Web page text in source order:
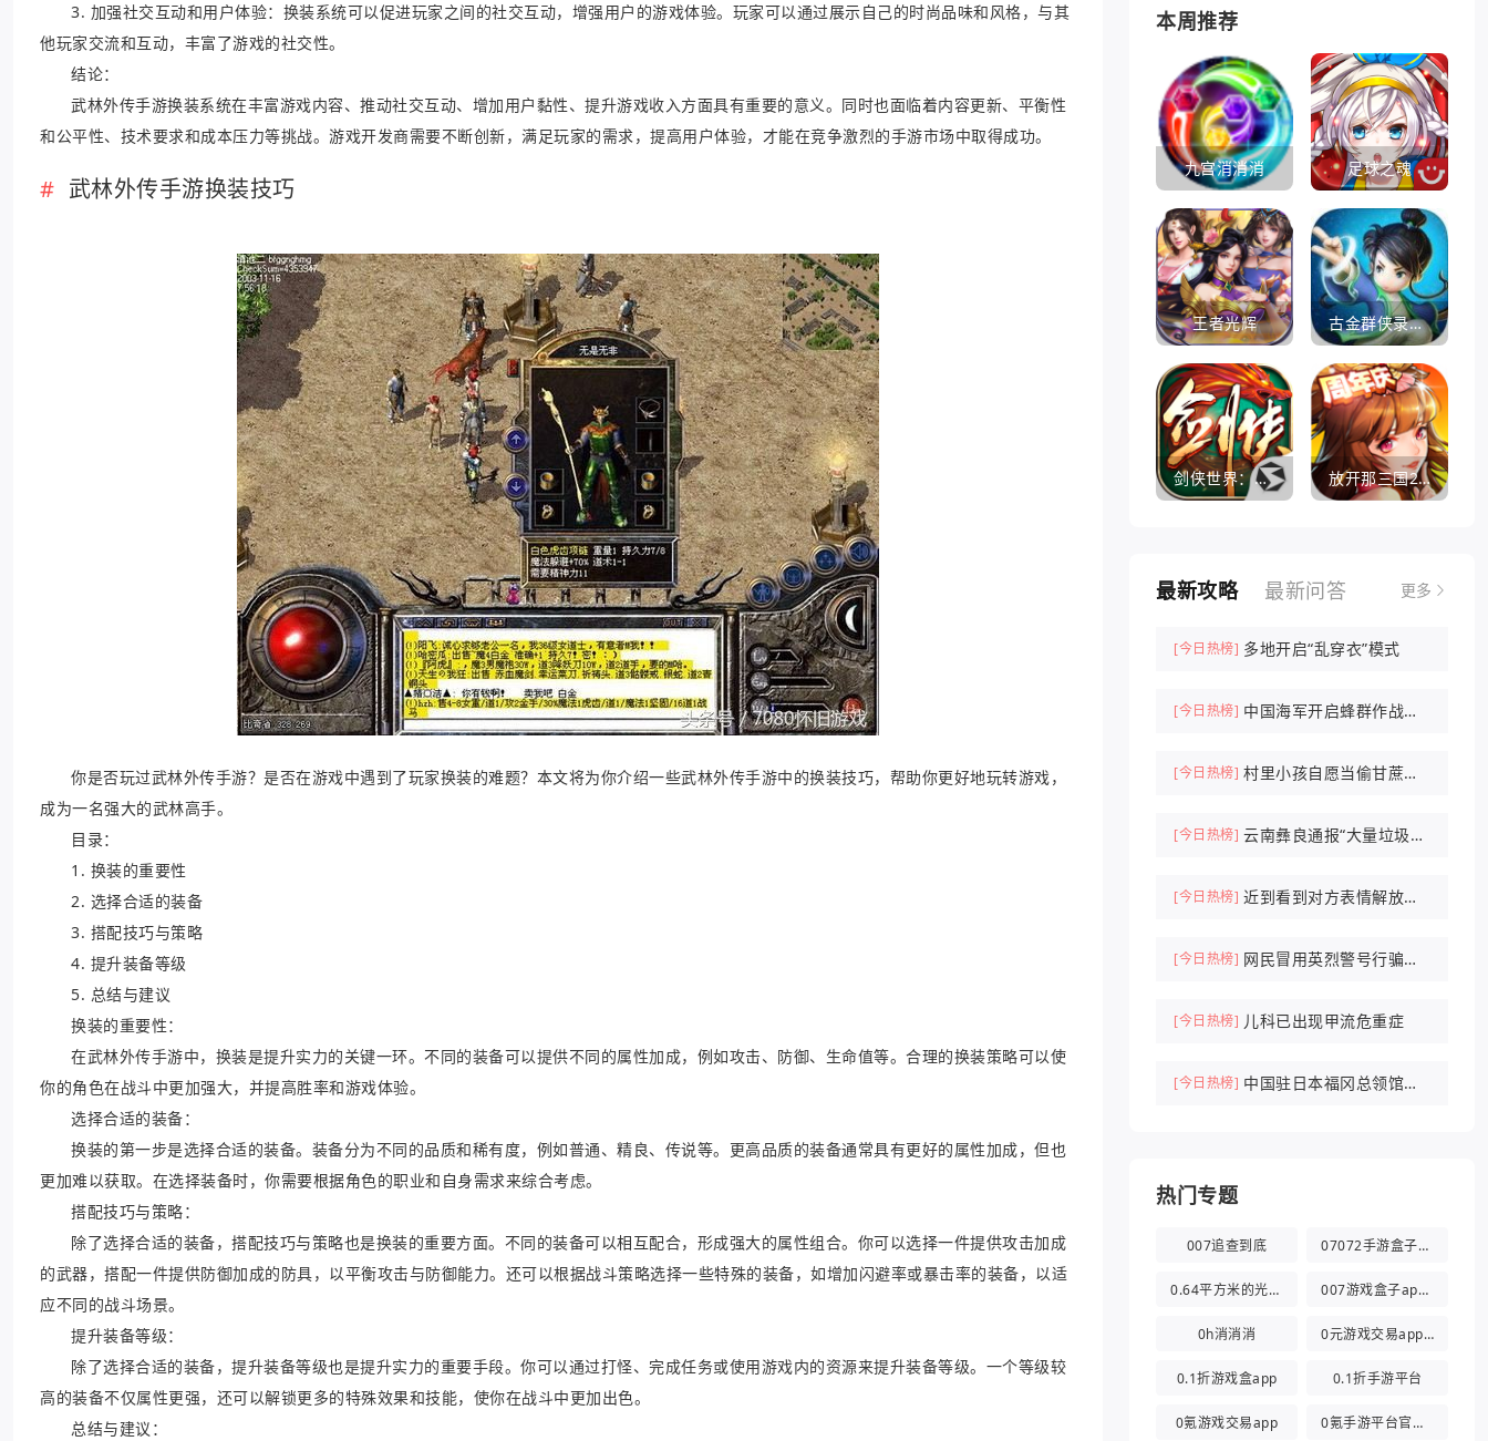
3. 加强社交互动和用户体验：换装系统可以促进玩家之间的社交互动，增强用户的游戏体验。玩家可以通过展示自己的时尚品味和风格，与其
他玩家交流和互动，丰富了游戏的社交性。
结论：
武林外传手游换装系统在丰富游戏内容、推动社交互动、增加用户黏性、提升游戏收入方面具有重要的意义。同时也面临着内容更新、平衡性
和公平性、技术要求和成本压力等挑战。游戏开发商需要不断创新，满足玩家的需求，提高用户体验，才能在竞争激烈的手游市场中取得成功。
武林外传手游换装技巧
你是否玩过武林外传手游？是否在游戏中遇到了玩家换装的难题？本文将为你介绍一些武林外传手游中的换装技巧，帮助你更好地玩转游戏，
成为一名强大的武林高手。
目录：
1. 换装的重要性
2. 选择合适的装备
3. 搭配技巧与策略
4. 提升装备等级
5. 总结与建议
换装的重要性：
在武林外传手游中，换装是提升实力的关键一环。不同的装备可以提供不同的属性加成，例如攻击、防御、生命值等。合理的换装策略可以使
你的角色在战斗中更加强大，并提高胜率和游戏体验。
选择合适的装备：
换装的第一步是选择合适的装备。装备分为不同的品质和稀有度，例如普通、精良、传说等。更高品质的装备通常具有更好的属性加成，但也
更加难以获取。在选择装备时，你需要根据角色的职业和自身需求来综合考虑。
搭配技巧与策略：
除了选择合适的装备，搭配技巧与策略也是换装的重要方面。不同的装备可以相互配合，形成强大的属性组合。你可以选择一件提供攻击加成
的武器，搭配一件提供防御加成的防具，以平衡攻击与防御能力。还可以根据战斗策略选择一些特殊的装备，如增加闪避率或暴击率的装备，以适
应不同的战斗场景。
提升装备等级：
除了选择合适的装备，提升装备等级也是提升实力的重要手段。你可以通过打怪、完成任务或使用游戏内的资源来提升装备等级。一个等级较
高的装备不仅属性更强，还可以解锁更多的特殊效果和技能，使你在战斗中更加出色。
总结与建议：
本周推荐
九宫消消消 足球之魂
王者光辉 古金群侠录手游
剑侠世界：起源 放开那三国2360版
最新攻略 最新问答 更多
[今日热榜] 多地开启“乱穿衣”模式
[今日热榜] 中国海军开启蜂群作战时
[今日热榜] 村里小孩自愿当偷甘蔗农
[今日热榜] 云南彝良通报“大量垃圾倾
[今日热榜] 近到看到对方表情解放军
[今日热榜] 网民冒用英烈警号行骗被
[今日热榜] 儿科已出现甲流危重症
[今日热榜] 中国驻日本福冈总领馆紧
热门专题
007追查到底 07072手游盒子app
0.64平方米的光都与你有关 007游戏盒子app官方版
0h消消消 0元游戏交易app(0氪游戏盒)
0.1折游戏盒app 0.1折手游平台
0氪游戏交易app 0氪手游平台官方版